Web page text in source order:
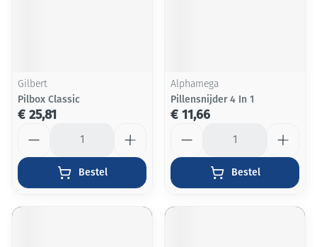
Gilbert
Pilbox Classic
€ 25,81
Bestel
Alphamega
Pillensnijder 4 In 1
€ 11,66
Bestel